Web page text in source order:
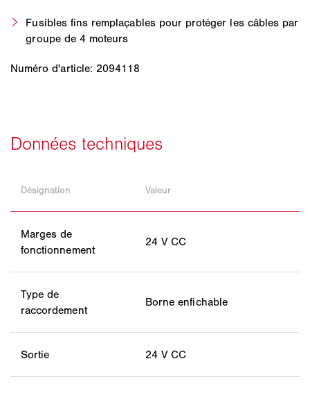
Fusibles fins remplaçables pour protéger les câbles par
groupe de 4 moteurs
Numéro d'article: 2094118
Désignation Valeur
Marges de
fonctionnement
24 V CC
Type de
raccordement
Borne enfichable
Sortie 24 V CC